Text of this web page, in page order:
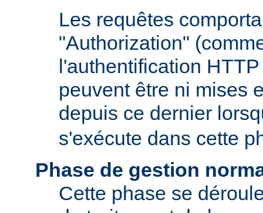
Les requêtes
"Authorization"
l'authentification
peuvent être ni mises
depuis ce dernier
s'exécute dans cette
Phase de gestion
Cette phase se